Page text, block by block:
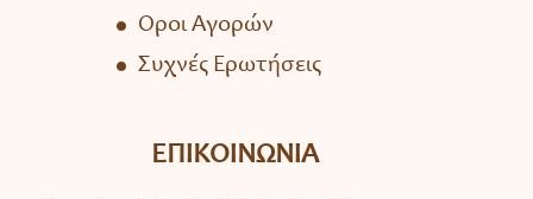
Όροι Αγορών
Συχνές Ερωτήσεις
ΕΠΙΚΟΙΝΩΝΙΑ